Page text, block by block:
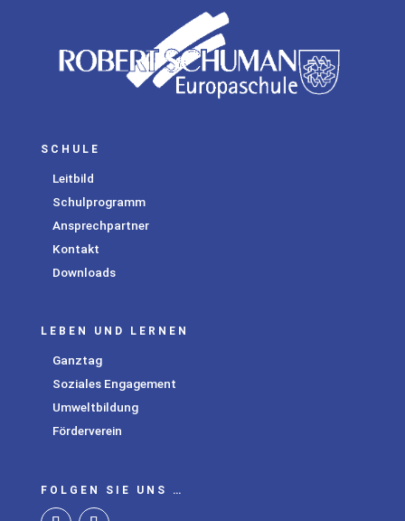
SCHULE
Leitbild
Schulprogramm
Ansprechpartner
Kontakt
Downloads
LEBEN UND LERNEN
Ganztag
Soziales Engagement
Umweltbildung
Förderverein
FOLGEN SIE UNS …